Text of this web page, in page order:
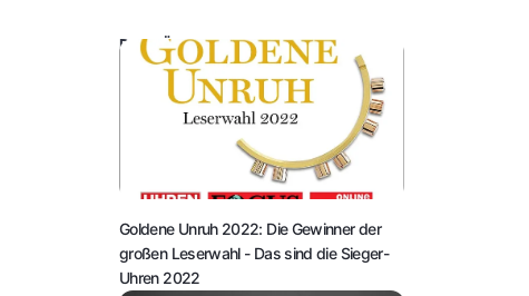
DAS KÖNNTE SIE AUCH INTERESSIEREN:
Goldene Unruh 2022: Die Gewinner der
großen Leserwahl - Das sind die Sieger-
Uhren 2022